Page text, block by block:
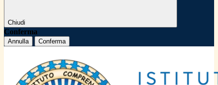
Chiudi
Conferma
Annulla Conferma